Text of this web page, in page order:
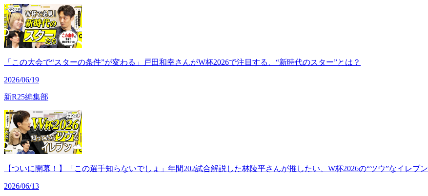
「この大会で“スターの条件”が変わる」戸田和幸さんがW杯2026で注目する、“新時代のスター”とは？
2026/06/19
新R25編集部
【ついに開幕！】「この選手知らないでしょ」年間202試合解説した林陵平さんが推したい、W杯2026の“ツウ”なイレブン
2026/06/13